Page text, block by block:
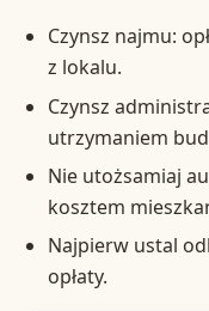
Czynsz najmu:
z lokalu.
Czynsz
utrzymaniem
Nie utożsamiaj
kosztem
Najpierw ustal
opłaty.